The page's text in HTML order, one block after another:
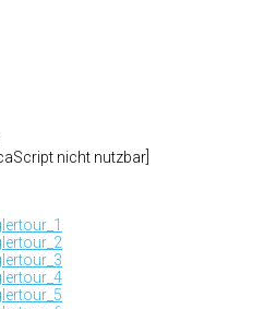
nicht nutzbar]